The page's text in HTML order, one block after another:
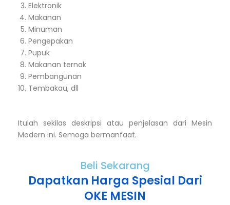
Elektronik
Makanan
Minuman
Pengepakan
Pupuk
Makanan ternak
Pembangunan
Tembakau, dll
Itulah sekilas deskripsi atau penjelasan dari Mesin
Modern ini. Semoga bermanfaat.
Beli Sekarang
Dapatkan Harga Spesial Dari
OKE MESIN